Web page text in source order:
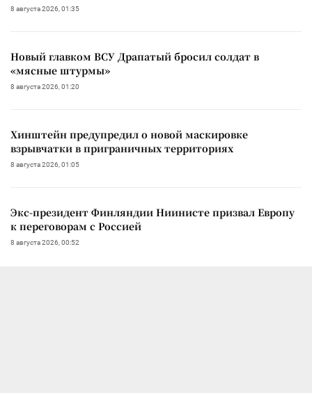
8 августа 2026, 01:35
Новый главком ВСУ Драпатый бросил солдат в
«мясные штурмы»
8 августа 2026, 01:20
Хинштейн предупредил о новой маскировке
взрывчатки в приграничных территориях
8 августа 2026, 01:05
Экс-президент Финляндии Ниинисте призвал Европу
к переговорам с Россией
8 августа 2026, 00:52